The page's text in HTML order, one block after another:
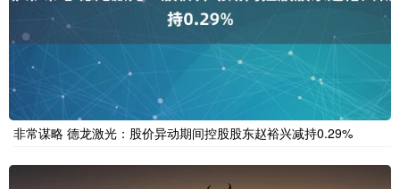
非常谋略 德龙激光：股价异动期间控股股东赵裕兴减持0.29%